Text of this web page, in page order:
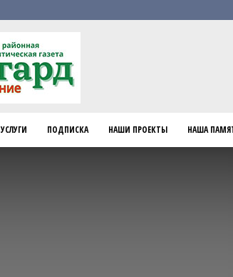
УСЛУГИ ПОДПИСКА НАШИ ПРОЕКТЫ НАША